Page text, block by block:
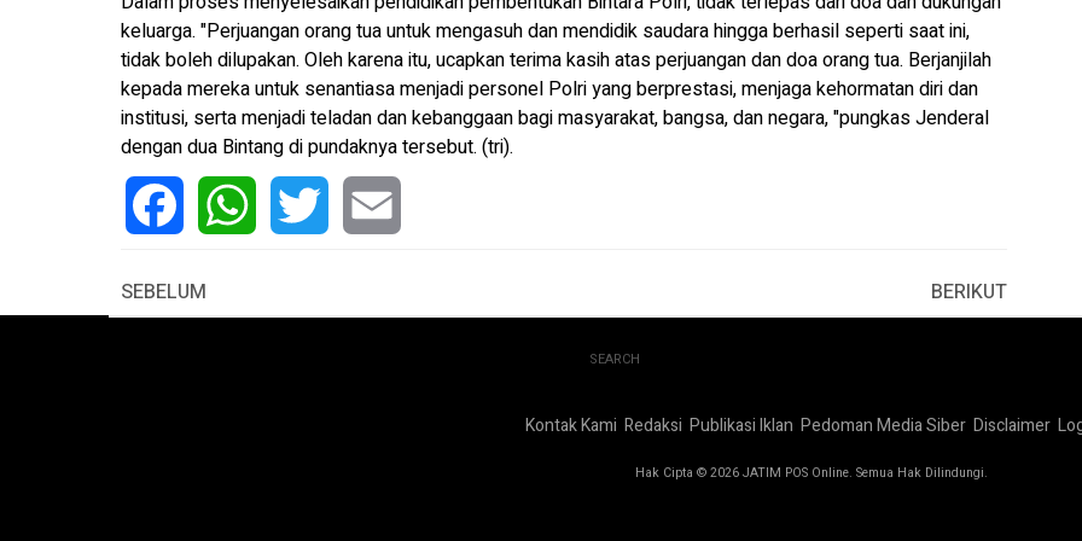
keluarga. "Perjuangan orang tua untuk mengasuh dan mendidik saudara hingga berhasil seperti saat ini,
tidak boleh dilupakan. Oleh karena itu, ucapkan terima kasih atas perjuangan dan doa orang tua. Berjanjilah
kepada mereka untuk senantiasa menjadi personel Polri yang berprestasi, menjaga kehormatan diri dan
institusi, serta menjadi teladan dan kebanggaan bagi masyarakat, bangsa, dan negara, "pungkas Jenderal
dengan dua Bintang di pundaknya tersebut. (tri).
SEBELUM
BERIKUT
SEARCH
Kontak Kami Redaksi Publikasi Iklan Pedoman Media Siber Disclaimer
Hak Cipta © 2026 JATIM POS Online. Semua Hak Dilindungi.